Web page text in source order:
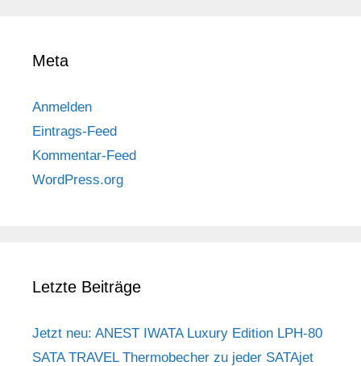
Meta
Anmelden
Eintrags-Feed
Kommentar-Feed
WordPress.org
Letzte Beiträge
Jetzt neu: ANEST IWATA Luxury Edition LPH-80
SATA TRAVEL Thermobecher zu jeder SATAjet